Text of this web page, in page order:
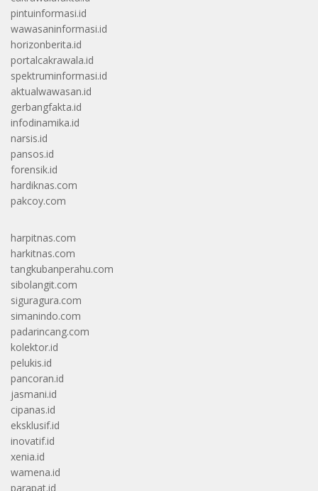
pintuinformasi.id
wawasaninformasi.id
horizonberita.id
portalcakrawala.id
spektruminformasi.id
aktualwawasan.id
gerbangfakta.id
infodinamika.id
narsis.id
pansos.id
forensik.id
hardiknas.com
pakcoy.com
harpitnas.com
harkitnas.com
tangkubanperahu.com
sibolangit.com
siguragura.com
simanindo.com
padarincang.com
kolektor.id
pelukis.id
pancoran.id
jasmani.id
cipanas.id
eksklusif.id
inovatif.id
xenia.id
wamena.id
parapat.id